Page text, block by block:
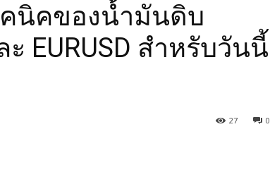
คนิคของน้ำมันดิบ
ะ EURUSD สำหรับวันนี้
0
27